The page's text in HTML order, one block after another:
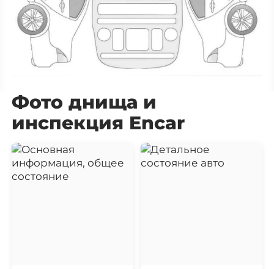
Фото днища и
инспекция Encar